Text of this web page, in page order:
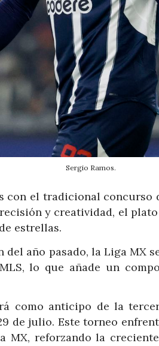
Sergio Ramos.
con el tradicional concurso
y creatividad, el
estrellas.
del año pasado, la Liga MX
lo que añade un
como anticipo de la
de julio. Este torneo
MX, reforzando la